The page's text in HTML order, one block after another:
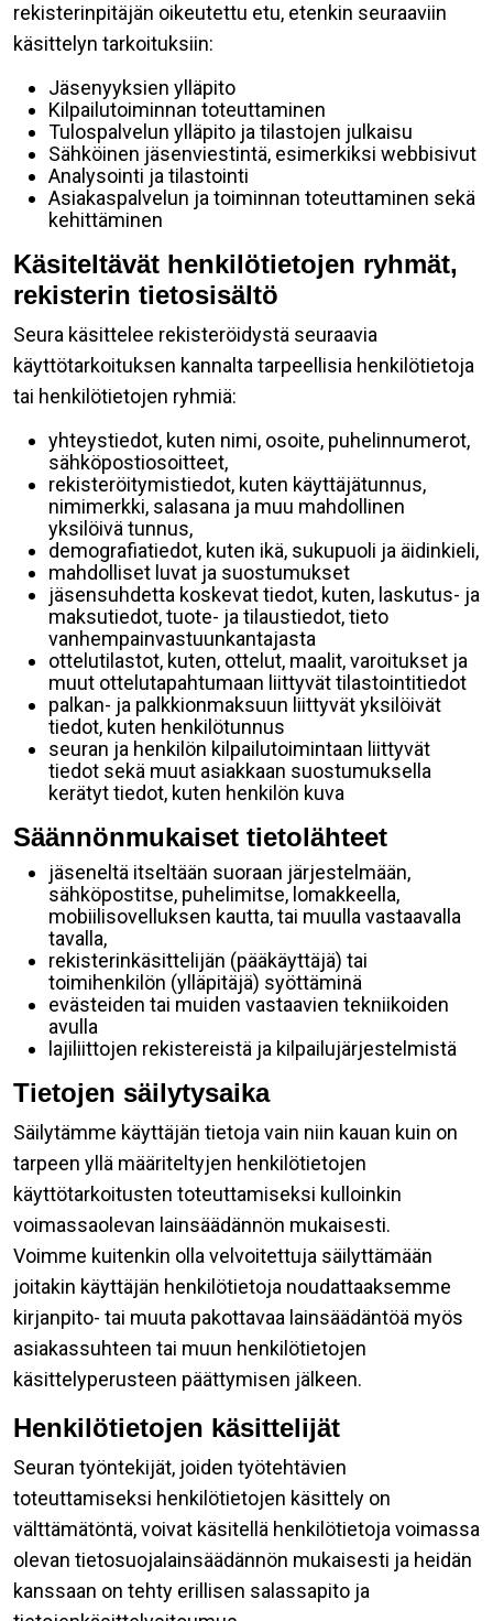
rekisterinpitäjän oikeutettu etu, etenkin seuraaviin
käsittelyn tarkoituksiin:
Jäsenyyksien ylläpito
Kilpailutoiminnan toteuttaminen
Tulospalvelun ylläpito ja tilastojen julkaisu
Sähköinen jäsenviestintä, esimerkiksi webbisivut
Analysointi ja tilastointi
Asiakaspalvelun ja toiminnan toteuttaminen sekä
kehittäminen
Käsiteltävät henkilötietojen ryhmät,
rekisterin tietosisältö
Seura käsittelee rekisteröidystä seuraavia
käyttötarkoituksen kannalta tarpeellisia henkilötietoja
tai henkilötietojen ryhmiä:
yhteystiedot, kuten nimi, osoite, puhelinnumerot,
sähköpostiosoitteet,
rekisteröitymistiedot, kuten käyttäjätunnus,
nimimerkki, salasana ja muu mahdollinen
yksilöivä tunnus,
demografiatiedot, kuten ikä, sukupuoli ja äidinkieli,
mahdolliset luvat ja suostumukset
jäsensuhdetta koskevat tiedot, kuten, laskutus- ja
maksutiedot, tuote- ja tilaustiedot, tieto
vanhempainvastuunkantajasta
ottelutilastot, kuten, ottelut, maalit, varoitukset ja
muut ottelutapahtumaan liittyvät tilastointitiedot
palkan- ja palkkionmaksuun liittyvät yksilöivät
tiedot, kuten henkilötunnus
seuran ja henkilön kilpailutoimintaan liittyvät
tiedot sekä muut asiakkaan suostumuksella
kerätyt tiedot, kuten henkilön kuva
Säännönmukaiset tietolähteet
jäseneltä itseltään suoraan järjestelmään,
sähköpostitse, puhelimitse, lomakkeella,
mobiilisovelluksen kautta, tai muulla vastaavalla
tavalla,
rekisterinkäsittelijän (pääkäyttäjä) tai
toimihenkilön (ylläpitäjä) syöttäminä
evästeiden tai muiden vastaavien tekniikoiden
avulla
lajiliittojen rekistereistä ja kilpailujärjestelmistä
Tietojen säilytysaika
Säilytämme käyttäjän tietoja vain niin kauan kuin on
tarpeen yllä määriteltyjen henkilötietojen
käyttötarkoitusten toteuttamiseksi kulloinkin
voimassaolevan lainsäädännön mukaisesti.
Voimme kuitenkin olla velvoitettuja säilyttämään
joitakin käyttäjän henkilötietoja noudattaaksemme
kirjanpito- tai muuta pakottavaa lainsäädäntöä myös
asiakassuhteen tai muun henkilötietojen
käsittelyperusteen päättymisen jälkeen.
Henkilötietojen käsittelijät
Seuran työntekijät, joiden työtehtävien
toteuttamiseksi henkilötietojen käsittely on
välttämätöntä, voivat käsitellä henkilötietoja voimassa
olevan tietosuojalainsäädännön mukaisesti ja heidän
kanssaan on tehty erillisen salassapito ja